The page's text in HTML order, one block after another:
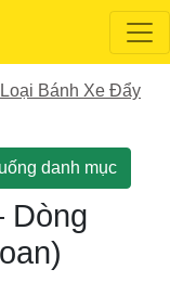
Bánh Xe Đẩy
danh mục
Dòng